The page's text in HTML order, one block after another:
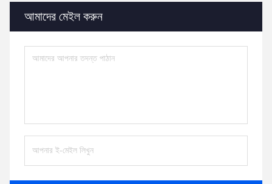
আমাদের মেইল ​​করুন